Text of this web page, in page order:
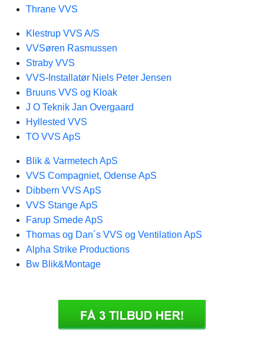
Thrane VVS
Klestrup VVS A/S
VVSøren Rasmussen
Straby VVS
VVS-Installatør Niels Peter Jensen
Bruuns VVS og Kloak
J O Teknik Jan Overgaard
Hyllested VVS
TO VVS ApS
Blik & Varmetech ApS
VVS Compagniet, Odense ApS
Dibbern VVS ApS
VVS Stange ApS
Farup Smede ApS
Thomas og Dan´s VVS og Ventilation ApS
Alpha Strike Productions
Bw Blik&Montage